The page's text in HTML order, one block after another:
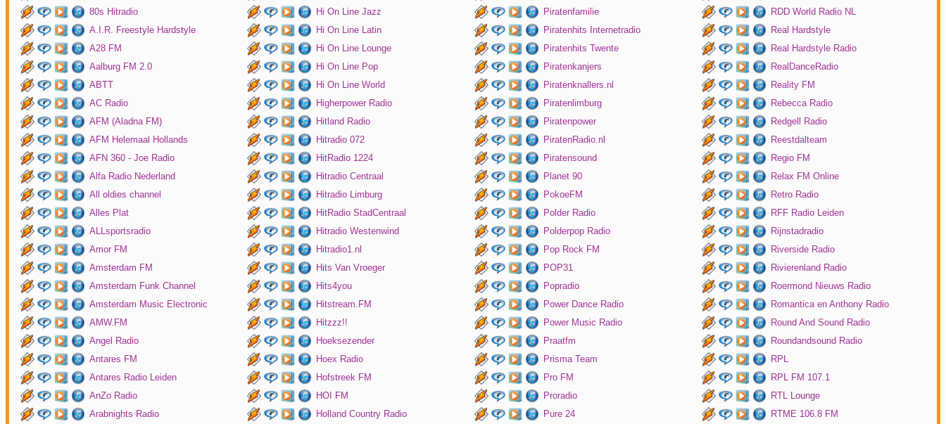
80s Hitradio
A.I.R. Freestyle Hardstyle
A28 FM
Aalburg FM 2.0
ABTT
AC Radio
AFM (Aladna FM)
AFM Helemaal Hollands
AFN 360 - Joe Radio
Alfa Radio Nederland
All oldies channel
Alles Plat
ALLsportsradio
Amor FM
Amsterdam FM
Amsterdam Funk Channel
Amsterdam Music Electronic
AMW.FM
Angel Radio
Antares FM
Antares Radio Leiden
AnZo Radio
Arabnights Radio
Hi On Line Jazz
Hi On Line Latin
Hi On Line Lounge
Hi On Line Pop
Hi On Line World
Higherpower Radio
Hitland Radio
Hitradio 072
HitRadio 1224
Hitradio Centraal
Hitradio Limburg
HitRadio StadCentraal
Hitradio Westenwind
Hitradio1.nl
Hits Van Vroeger
Hits4you
Hitstream.FM
Hitzzz!!
Hoeksezender
Hoex Radio
Hofstreek FM
HOI FM
Holland Country Radio
Piratenfamilie
Piratenhits Internetradio
Piratenhits Twente
Piratenkanjers
Piratenknallers.nl
Piratenlimburg
Piratenpower
PiratenRadio.nl
Piratensound
Planet 90
PokoeFM
Polder Radio
Polderpop Radio
Pop Rock FM
POP31
Popradio
Power Dance Radio
Power Music Radio
Praatfm
Prisma Team
Pro FM
Proradio
Pure 24
RDD World Radio NL
Real Hardstyle
Real Hardstyle Radio
RealDanceRadio
Reality FM
Rebecca Radio
Redgell Radio
Reestdalteam
Regio FM
Relax FM Online
Retro Radio
RFF Radio Leiden
Rijnstadradio
Riverside Radio
Rivierenland Radio
Roermond Nieuws Radio
Romantica en Anthony Radio
Round And Sound Radio
Roundandsound Radio
RPL
RPL FM 107.1
RTL Lounge
RTME 106.8 FM